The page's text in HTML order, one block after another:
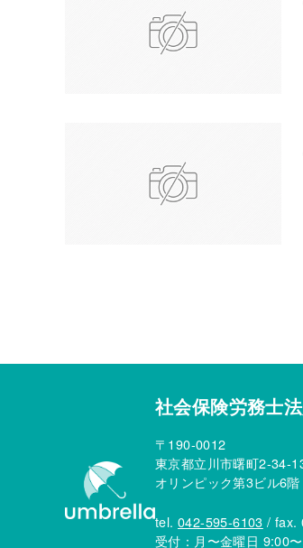
社会保険労務士
〒190-0012
東京都立川市曙町2-34-
オリンピック第3ビル6
tel. 042-595-6103 / fax.
受付：月〜金曜日 9:00